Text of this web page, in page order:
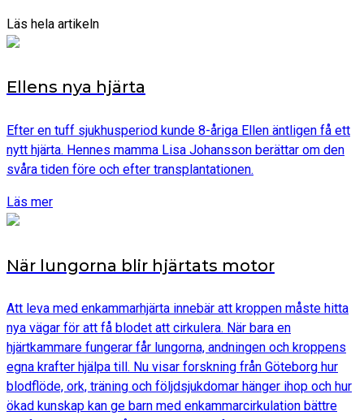
Läs hela artikeln
Ellens nya hjärta
Efter en tuff sjukhusperiod kunde 8-åriga Ellen äntligen få ett
nytt hjärta. Hennes mamma Lisa Johansson berättar om den
svåra tiden före och efter transplantationen.
Läs mer
När lungorna blir hjärtats motor
Att leva med enkammarhjärta innebär att kroppen måste hitta
nya vägar för att få blodet att cirkulera. När bara en
hjärtkammare fungerar får lungorna, andningen och kroppens
egna krafter hjälpa till. Nu visar forskning från Göteborg hur
blodflöde, ork, träning och följdsjukdomar hänger ihop och hur
ökad kunskap kan ge barn med enkammarcirkulation bättre